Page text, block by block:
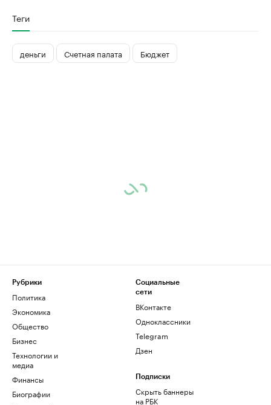
Теги
деньги Счетная палата Бюджет
Рубрики
Политика
Экономика
Общество
Бизнес
Технологии и
медиа
Финансы
Биографии
Социальные
сети
ВКонтакте
Одноклассники
Telegram
Дзен
Подписки
Скрыть баннеры
на РБК